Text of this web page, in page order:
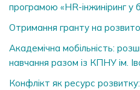
програмою «HR-інжиніринг у
Отримання гранту на
Академічна мобільність:
навчання разом із КПНУ ім.
Конфлікт як ресурс